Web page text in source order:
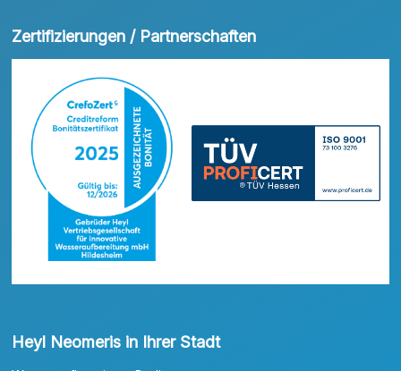
Zertifizierungen / Partnerschaften
Heyl Neomeris in Ihrer Stadt